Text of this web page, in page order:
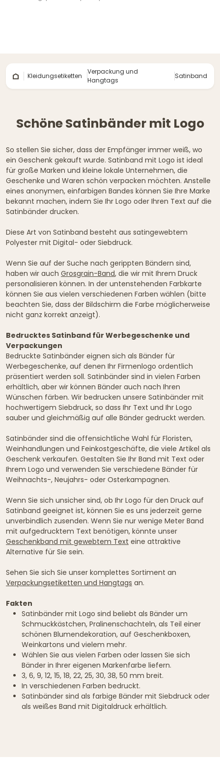
Kleidungsetiketten
Verpackung und
Hangtags
Satinband
Schöne Satinbänder mit Logo
So stellen Sie sicher, dass der Empfänger immer weiß, wo
ein Geschenk gekauft wurde. Satinband mit Logo ist ideal
für große Marken und kleine lokale Unternehmen, die
Geschenke und Waren schön verpacken möchten. Anstelle
eines anonymen, einfarbigen Bandes können Sie Ihre Marke
bekannt machen, indem Sie Ihr Logo oder Ihren Text auf die
Satinbänder drucken.
Diese Art von Satinband besteht aus satingewebtem
Polyester mit Digital- oder Siebdruck.
Wenn Sie auf der Suche nach gerippten Bändern sind,
haben wir auch Grosgrain-Band, die wir mit Ihrem Druck
personalisieren können. In der untenstehenden Farbkarte
können Sie aus vielen verschiedenen Farben wählen (bitte
beachten Sie, dass der Bildschirm die Farbe möglicherweise
nicht ganz korrekt anzeigt).
Bedrucktes Satinband für Werbegeschenke und
Verpackungen
Bedruckte Satinbänder eignen sich als Bänder für
Werbegeschenke, auf denen Ihr Firmenlogo ordentlich
präsentiert werden soll. Satinbänder sind in vielen Farben
erhältlich, aber wir können Bänder auch nach Ihren
Wünschen färben. Wir bedrucken unsere Satinbänder mit
hochwertigem Siebdruck, so dass Ihr Text und Ihr Logo
sauber und gleichmäßig auf alle Bänder gedruckt werden.
Satinbänder sind die offensichtliche Wahl für Floristen,
Weinhandlungen und Feinkostgeschäfte, die viele Artikel als
Geschenk verkaufen. Gestalten Sie Ihr Band mit Text oder
Ihrem Logo und verwenden Sie verschiedene Bänder für
Weihnachts-, Neujahrs- oder Osterkampagnen.
Wenn Sie sich unsicher sind, ob Ihr Logo für den Druck auf
Satinband geeignet ist, können Sie es uns jederzeit gerne
unverbindlich zusenden. Wenn Sie nur wenige Meter Band
mit aufgedrucktem Text benötigen, könnte unser
Geschenkband mit gewebtem Text eine attraktive
Alternative für Sie sein.
Sehen Sie sich Sie unser komplettes Sortiment an
Verpackungsetiketten und Hangtags an.
Fakten
Satinbänder mit Logo sind beliebt als Bänder um
Schmuckkästchen, Pralinenschachteln, als Teil einer
schönen Blumendekoration, auf Geschenkboxen,
Weinkartons und vielem mehr.
Wählen Sie aus vielen Farben oder lassen Sie sich
Bänder in Ihrer eigenen Markenfarbe liefern.
3, 6, 9, 12, 15, 18, 22, 25, 30, 38, 50 mm breit.
In verschiedenen Farben bedruckt.
Satinbänder sind als farbige Bänder mit Siebdruck oder
als weißes Band mit Digitaldruck erhältlich.